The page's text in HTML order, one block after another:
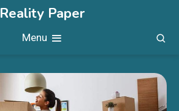
Reality Paper
Menu